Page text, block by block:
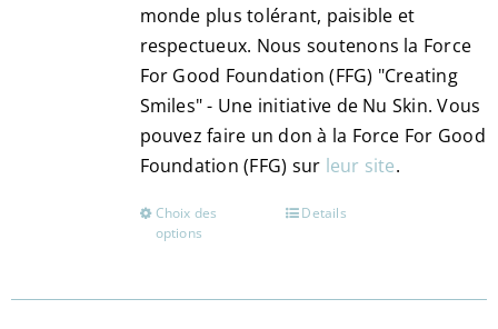
monde plus tolérant, paisible et
respectueux. Nous soutenons la Force
For Good Foundation (FFG) "Creating
Smiles" - Une initiative de Nu Skin. Vous
pouvez faire un don à la Force For Good
Foundation (FFG) sur leur site.
Choix des
options
Ce
plusieurs
Details